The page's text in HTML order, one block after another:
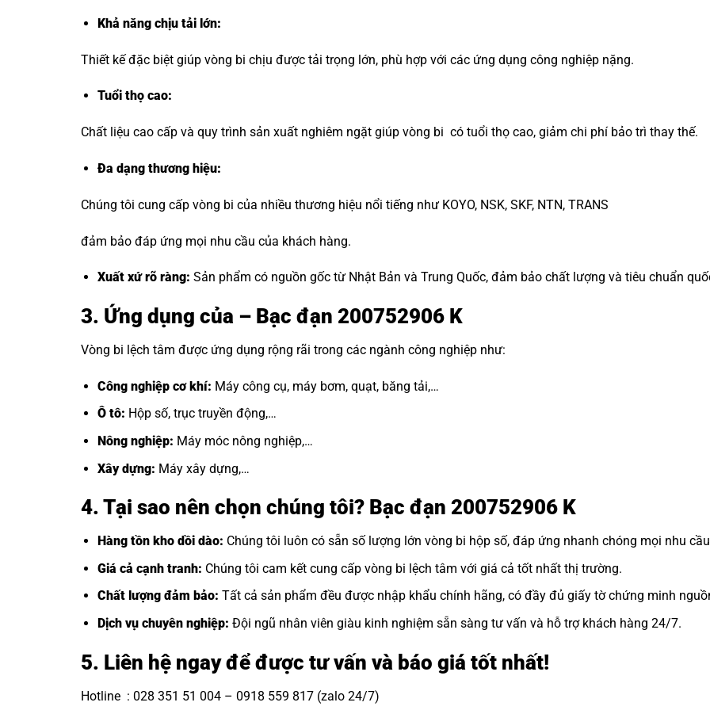
Khả năng chịu tải lớn:
Thiết kế đặc biệt giúp vòng bi chịu được tải trọng lớn, phù hợp với các ứng dụng công nghiệp nặng.
Tuổi thọ cao:
Chất liệu cao cấp và quy trình sản xuất nghiêm ngặt giúp vòng bi có tuổi thọ cao, giảm chi phí bảo trì thay thế.
Đa dạng thương hiệu:
Chúng tôi cung cấp vòng bi của nhiều thương hiệu nổi tiếng như KOYO, NSK, SKF, NTN, TRANS
đảm bảo đáp ứng mọi nhu cầu của khách hàng.
Xuất xứ rõ ràng: Sản phẩm có nguồn gốc từ Nhật Bản và Trung Quốc, đảm bảo chất lượng và tiêu chuẩn
3. Ứng dụng của – Bạc đạn 200752906 K
Vòng bi lệch tâm được ứng dụng rộng rãi trong các ngành công nghiệp như:
Công nghiệp cơ khí: Máy công cụ, máy bơm, quạt, băng tải,…
Ô tô: Hộp số, trục truyền động,…
Nông nghiệp: Máy móc nông nghiệp,…
Xây dựng: Máy xây dựng,…
4. Tại sao nên chọn chúng tôi? Bạc đạn 200752906 K
Hàng tồn kho dồi dào: Chúng tôi luôn có sẵn số lượng lớn vòng bi hộp số, đáp ứng nhanh chóng mọi nhu
Giá cả cạnh tranh: Chúng tôi cam kết cung cấp vòng bi lệch tâm với giá cả tốt nhất thị trường.
Chất lượng đảm bảo: Tất cả sản phẩm đều được nhập khẩu chính hãng, có đầy đủ giấy tờ chứng minh
Dịch vụ chuyên nghiệp: Đội ngũ nhân viên giàu kinh nghiệm sẵn sàng tư vấn và hỗ trợ khách hàng 24/7.
5. Liên hệ ngay để được tư vấn và báo giá tốt nhất!
Hotline : 028 351 51 004 – 0918 559 817 (zalo 24/7)